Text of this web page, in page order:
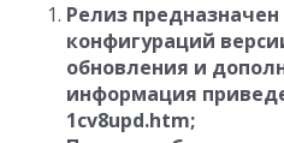
Релиз
конфигураций
обновления и
информация
1cv8upd.htm;